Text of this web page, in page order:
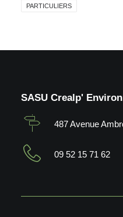
09 52 15 71 62
PARTICULIERS
SASU Crealp'
487 Avenue
09 52 15 71 62